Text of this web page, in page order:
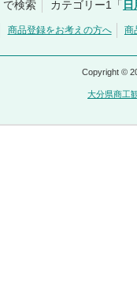
で検索 カテゴリー1「
商品登録をお考えの方へ 商
Copyright ©
大分県商工